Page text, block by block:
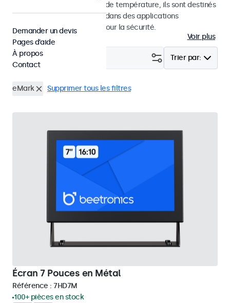
l’humidité et aux variations de température, ils sont destinés
à un fonctionnement fiable dans des applications
automobiles non critiques pour la sécurité.
Voir plus
Trier par:
Filtrer (24
eMark Supprimer tous les filtres
Écran 7 Pouces en Métal
Référence : 7HD7M
100+ pièces en stock
Demander un devis
Pages d’aide
À propos
Contact